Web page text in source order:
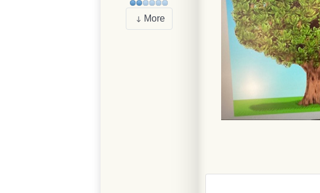
More